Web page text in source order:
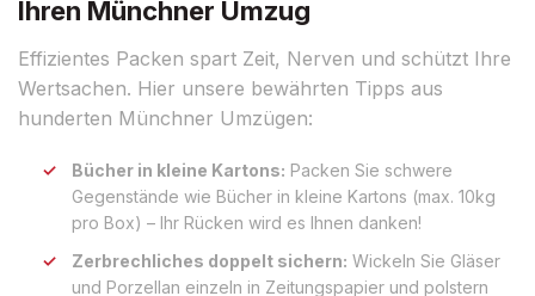
Ihren Münchner Umzug
Effizientes Packen spart Zeit, Nerven und schützt Ihre
Wertsachen. Hier unsere bewährten Tipps aus
hunderten Münchner Umzügen:
Bücher in kleine Kartons: Packen Sie schwere
Gegenstände wie Bücher in kleine Kartons (max. 10kg
pro Box) – Ihr Rücken wird es Ihnen danken!
Zerbrechliches doppelt sichern: Wickeln Sie Gläser
und Porzellan einzeln in Zeitungspapier und polstern